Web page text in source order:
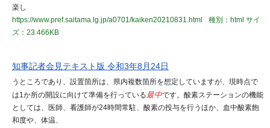
楽し
https://www.pref.saitama.lg.jp/a0701/kaiken20210831.html
種別：html サイ
ズ：23.466KB
知事記者会見テキスト版 令和3年8月24日
うところであり、設置箇所は、県内複数箇所を想定していますが、現時点で
は1か所の開設に向けて準備を行っている最中です。酸素ステーションの機能
としては、医師、看護師が24時間常駐、酸素の投与を行うほか、血中酸素飽
和度や、体温、